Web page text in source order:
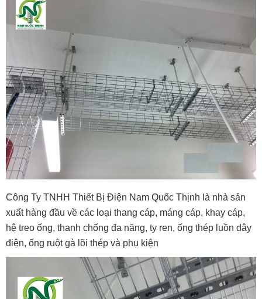
Công Ty TNHH Thiết Bị Điện Nam Quốc Thịnh là nhà sản
xuất hàng đầu về các loại thang cáp, máng cáp, khay cáp,
hệ treo ống, thanh chống đa năng, ty ren, ống thép luồn dây
điện, ống ruột gà lõi thép và phụ kiện